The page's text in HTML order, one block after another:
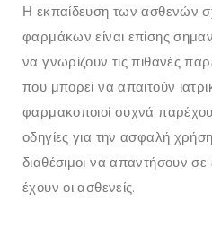
Η εκπαίδευση των ασθενών
φαρμάκων είναι επίσης
να γνωρίζουν τις πιθανές
που μπορεί να απαιτούν
φαρμακοποιοί συχνά
οδηγίες για την ασφαλή
διαθέσιμοι να απαντήσουν
έχουν οι ασθενείς.